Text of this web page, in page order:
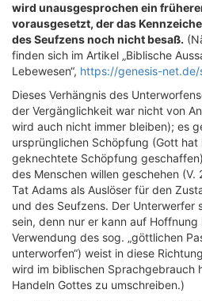
wird unausgesprochen ein
vorausgesetzt, der das
des Seufzens noch nicht besaß.
finden sich im Artikel „Biblische
Lebewesen“, https://genesis-
Dieses Verhängnis des
der Vergänglichkeit war nicht von
wird auch nicht immer bleiben); es
ursprünglichen Schöpfung (Gott hat
geknechtete Schöpfung
des Menschen willen geschehen
Tat Adams als Auslöser für den
und des Seufzens. Der Unterwerfer
sein, denn nur er kann auf
Verwendung des sog. „göttlichen
unterworfen“) weist in diese
wird im biblischen Sprachgebrauch
Handeln Gottes zu umschreiben.)